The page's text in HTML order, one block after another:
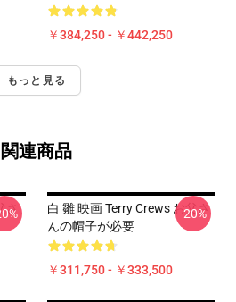
￥384,250 - ￥442,250
もっと見る
関連商品
さ
白 雛 映画 Terry Crews お父さ
んの帽子が必要
￥311,750 - ￥333,500
-20%